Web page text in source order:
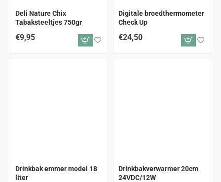
Deli Nature Chix
Tabaksteeltjes 750gr
€9,95
Digitale broedthermometer
Check Up
€24,50
Drinkbak emmer model 18
liter
Drinkbakverwarmer 20cm
24VDC/12W